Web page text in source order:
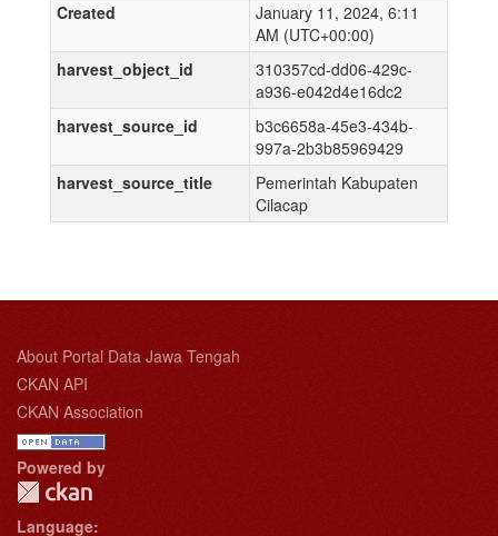
Created
January 11, 2024, 6:11
AM (UTC+00:00)
harvest_object_id
310357cd-dd06-429c-
a936-e042d4e16dc2
harvest_source_id
b3c6658a-45e3-434b-
997a-2b3b85969429
harvest_source_title
Pemerintah Kabupaten
Cilacap
About Portal Data Jawa Tengah
CKAN API
CKAN Association
Powered by
Language